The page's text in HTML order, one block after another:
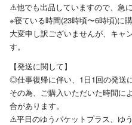
⚠️他でも出品していますので、急
※寝ている時間(23時頃〜6時頃)に
大変申し訳ございませんが、キャ
す。
【発送に関して】
◎仕事復帰に伴い、1日1回の発送
その為、ご購入いただいた時間に
合があります。
⚠️平日のゆうパケットプラス、ゆ